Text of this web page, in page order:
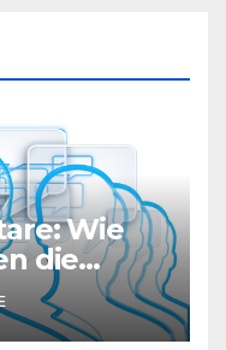
Wie
die
auf